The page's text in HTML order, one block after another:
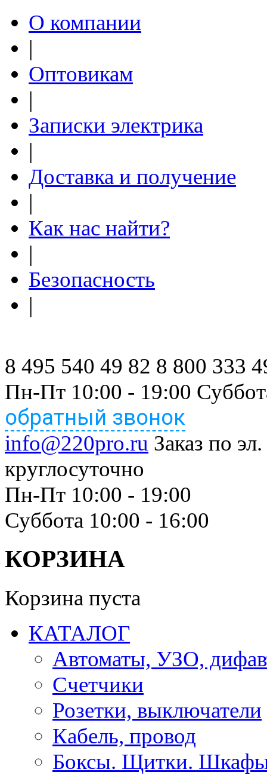
О компании
|
Оптовикам
|
Записки электрика
|
Доставка и получение
|
Как нас найти?
|
Безопасность
|
8 495 540 49 82 8 800 333
Пн-Пт 10:00 - 19:00
обратный звонок
info@220pro.ru Заказ по
круглосуточно
Пн-Пт 10:00 - 19:00
Суббота 10:00 - 16:00
КОРЗИНА
Корзина пуста
КАТАЛОГ
Автоматы, УЗО,
Счетчики
Розетки, выключатели
Кабель, провод
Боксы. Щитки.